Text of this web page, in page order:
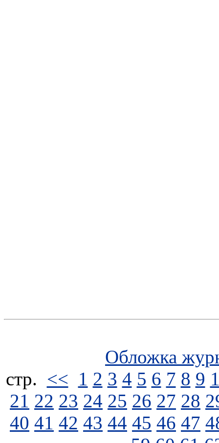
Обложка
стp. << 1 2 3 4 5 6 7 8 9
21 22 23 24 25 26 27 28
40 41 42 43 44 45 46 47